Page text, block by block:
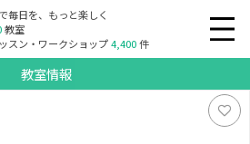
毎日を、もっと楽しく
教室
スン・ワークショップ4,400件
教室情報